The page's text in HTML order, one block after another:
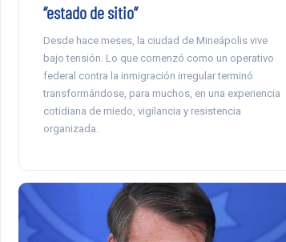
“estado de sitio”
Desde hace meses, la ciudad de Mineápolis vive
bajo tensión. Lo que comenzó como un operativo
federal contra la inmigración irregular terminó
transformándose, para muchos, en una experiencia
cotidiana de miedo, vigilancia y resistencia
organizada.